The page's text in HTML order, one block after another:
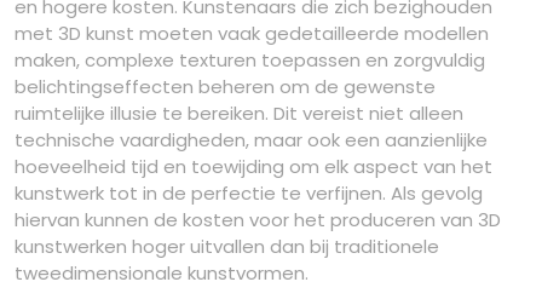
en hogere kosten. Kunstenaars die zich bezighouden
met 3D kunst moeten vaak gedetailleerde modellen
maken, complexe texturen toepassen en zorgvuldig
belichtingseffecten beheren om de gewenste
ruimtelijke illusie te bereiken. Dit vereist niet alleen
technische vaardigheden, maar ook een aanzienlijke
hoeveelheid tijd en toewijding om elk aspect van het
kunstwerk tot in de perfectie te verfijnen. Als gevolg
hiervan kunnen de kosten voor het produceren van 3D
kunstwerken hoger uitvallen dan bij traditionele
tweedimensionale kunstvormen.